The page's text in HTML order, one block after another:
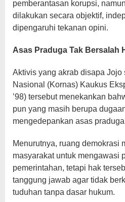
pemberantasan korupsi,
dilakukan secara objektif,
dipengaruhi tekanan opini.
Asas Praduga Tak Bersalah
Aktivis yang akrab disapa
Nasional (Kornas) Kaukus
’98) tersebut menekankan
pun yang masih berupa
mengedepankan asas
Menurutnya, ruang demokrasi
masyarakat untuk mengawasi
pemerintahan, tetapi hak
tanggung jawab agar tidak
tuduhan tanpa dasar hukum.